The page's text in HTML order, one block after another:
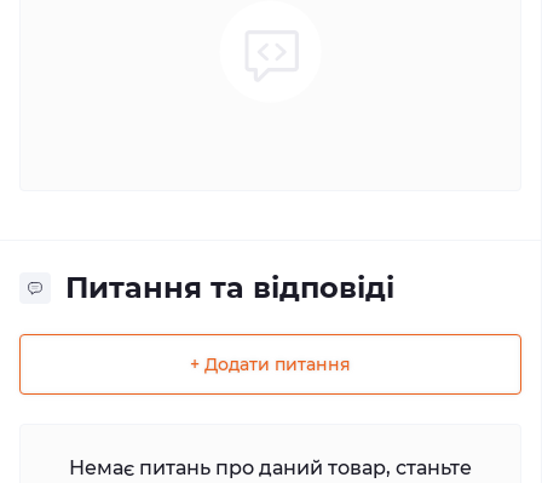
Питання та відповіді
+ Додати питання
Немає питань про даний товар, станьте